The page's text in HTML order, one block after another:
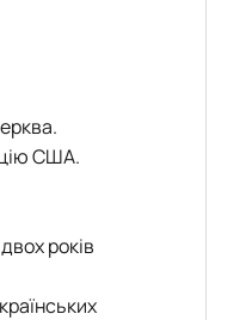
США.
років